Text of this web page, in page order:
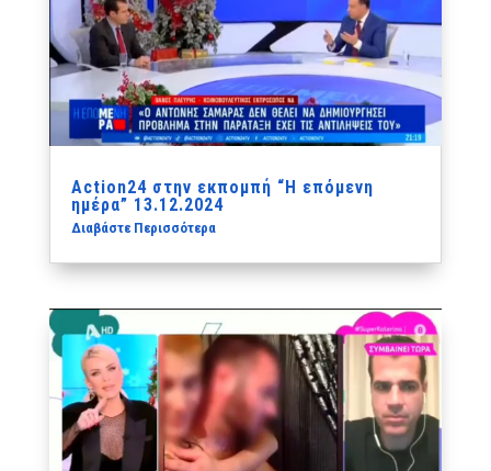
Action24 στην εκπομπή “Η επόμενη
ημέρα” 13.12.2024
Διαβάστε Περισσότερα